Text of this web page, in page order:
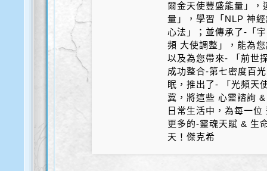
爾金天使豐盛能量」，
量」，學習「NLP 神
心法」；並傳承了-「
頻 大使調整」，能為
以及為您帶來- 「前世
成功整合-第七密度百
眠，推出了- 「光頻天
冀，將這些 心靈諮詢
日常生活中，為每一
更多的-靈魂天賦 & 生
天！傑克希